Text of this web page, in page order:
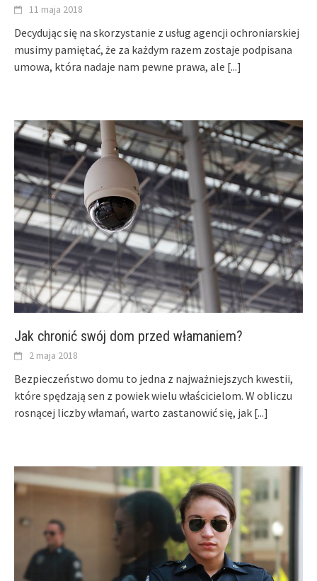
11 maja 2018
Decydując się na skorzystanie z usług agencji ochroniarskiej
musimy pamiętać, że za każdym razem zostaje podpisana
umowa, która nadaje nam pewne prawa, ale [...]
Jak chronić swój dom przed włamaniem?
2 maja 2018
Bezpieczeństwo domu to jedna z najważniejszych kwestii,
które spędzają sen z powiek wielu właścicielom. W obliczu
rosnącej liczby włamań, warto zastanowić się, jak [...]